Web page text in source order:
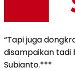
“Tapi juga
disampaikan tadi
Subianto.***